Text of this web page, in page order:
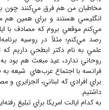
مخاطبان من هم فرق مي‌كنند چون
انگليسي هستند و براي همين
مي‌كنم موقعي بروم كه مصادف با
رصد مي‌كنم؛ مثلاً در روسيه
علمي به نام دكتر ابطحي داريم
روحاني ندارد، عيد مبعث هم بود
فرانسه با اجتماع عرب‌‌هاي شيعه به
براي افرادي كه لبناني‌، الجزايري‌
داشتيم.
به كدام ايالت امريكا براي تبليغ